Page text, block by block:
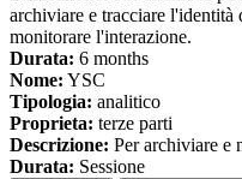
archiviare e tracciare
monitorare l'interazione.
Durata: 6 months
Nome: YSC
Tipologia: analitico
Proprieta: terze parti
Descrizione: Per archiviare e
Durata: Sessione